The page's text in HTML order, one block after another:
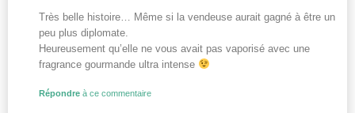
Très belle histoire… Même si la vendeuse aurait gagné à être un
peu plus diplomate.
Heureusement qu’elle ne vous avait pas vaporisé avec une
fragrance gourmande ultra intense
Répondre à ce commentaire